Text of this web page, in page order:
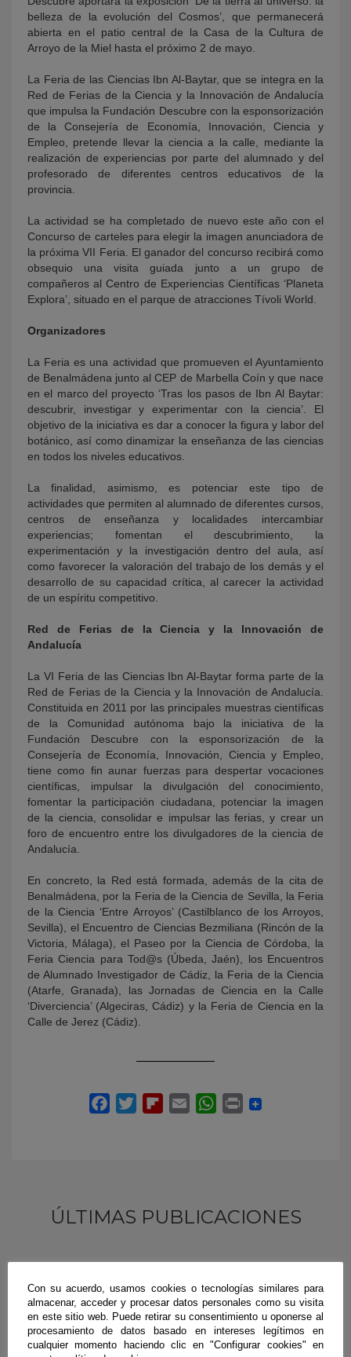
belleza de la evolución del Cosmos’, que permanecerá
abierta en el patio central de la Casa de la Cultura de
Arroyo de la Miel hasta el próximo 2 de mayo.
La Feria de las Ciencias Ibn Al-Baytar, que se integra en la
Red de Ferias de la Ciencia y la Innovación de Andalucía
que impulsa la Fundación Descubre con la esponsorización
de la Consejería de Economía, Innovación, Ciencia y
Empleo, pretende llevar la ciencia a la calle, mediante la
realización de experiencias por parte del alumnado y del
profesorado de diferentes centros educativos de la
provincia.
La actividad se ha completado de nuevo este año con el
Concurso de carteles para elegir la imagen anunciadora de
la próxima VII Feria. El ganador del concurso recibirá como
obsequio una visita guiada junto a un grupo de
compañeros al Centro de Experiencias Científicas ‘Planeta
Explora’, situado en el parque de atracciones Tívoli World.
Organizadores
La Feria es una actividad que promueven el Ayuntamiento
de Benalmádena junto al CEP de Marbella Coín y que nace
en el marco del proyecto ‘Tras los pasos de Ibn Al Baytar:
descubrir, investigar y experimentar con la ciencia’. El
objetivo de la iniciativa es dar a conocer la figura y labor del
botánico, así como dinamizar la enseñanza de las ciencias
en todos los niveles educativos.
La finalidad, asimismo, es potenciar este tipo de
actividades que permiten al alumnado de diferentes cursos,
centros de enseñanza y localidades intercambiar
experiencias; fomentan el descubrimiento, la
experimentación y la investigación dentro del aula, así
como favorecer la valoración del trabajo de los demás y el
desarrollo de su capacidad crítica, al carecer la actividad
de un espíritu competitivo.
Red de Ferias de la Ciencia y la Innovación de
Andalucía
La VI Feria de las Ciencias Ibn Al-Baytar forma parte de la
Red de Ferias de la Ciencia y la Innovación de Andalucía.
Constituida en 2011 por las principales muestras científicas
de la Comunidad autónoma bajo la iniciativa de la
Fundación Descubre con la esponsorización de la
Consejería de Economía, Innovación, Ciencia y Empleo,
tiene como fin aunar fuerzas para despertar vocaciones
científicas, impulsar la divulgación del conocimiento,
fomentar la participación ciudadana, potenciar la imagen
de la ciencia, consolidar e impulsar las ferias, y crear un
foro de encuentro entre los divulgadores de la ciencia de
Andalucía.
En concreto, la Red está formada, además de la cita de
Benalmádena, por la Feria de la Ciencia de Sevilla, la Feria
de la Ciencia ‘Entre Arroyos’ (Castilblanco de los Arroyos,
Sevilla), el Encuentro de Ciencias Bezmiliana (Rincón de la
Victoria, Málaga), el Paseo por la Ciencia de Córdoba, la
Feria Ciencia para Tod@s (Úbeda, Jaén), los Encuentros
de Alumnado Investigador de Cádiz, la Feria de la Ciencia
(Atarfe, Granada), las Jornadas de Ciencia en la Calle
‘Diverciencia’ (Algeciras, Cádiz) y la Feria de Ciencia en la
Calle de Jerez (Cádiz).
ÚLTIMAS PUBLICACIONES
#CienciaDirecta
Con su acuerdo, usamos cookies o tecnologías similares para
almacenar, acceder y procesar datos personales como su visita
en este sitio web. Puede retirar su consentimiento u oponerse al
procesamiento de datos basado en intereses legítimos en
cualquier momento haciendo clic en "Configurar cookies" en